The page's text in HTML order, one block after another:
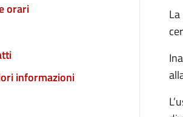
orari
informazioni